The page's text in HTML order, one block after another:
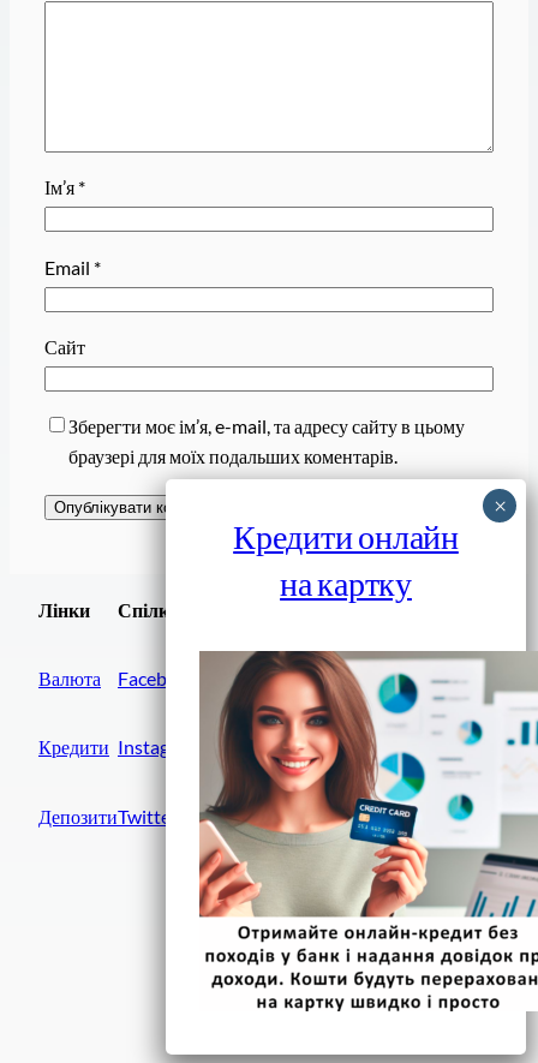
Ім’я *
Email *
Сайт
Зберегти моє ім’я, e-mail, та адресу сайту в цьому
браузері для моїх подальших коментарів.
Лінки
Валюта
Кредити
Депозити
Спілки
Facebook
Instagram
Twitter
Завантажити
Фінанси IN UA
вулиця Хрещатик, 14
Київ, 01001
Україна
Кредити онлайн
на картку